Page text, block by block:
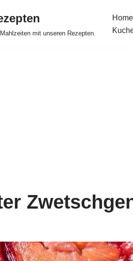
mit unseren Rezepten.
Home